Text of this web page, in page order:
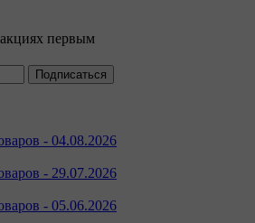
первым
- 04.08.2026
- 29.07.2026
- 05.06.2026